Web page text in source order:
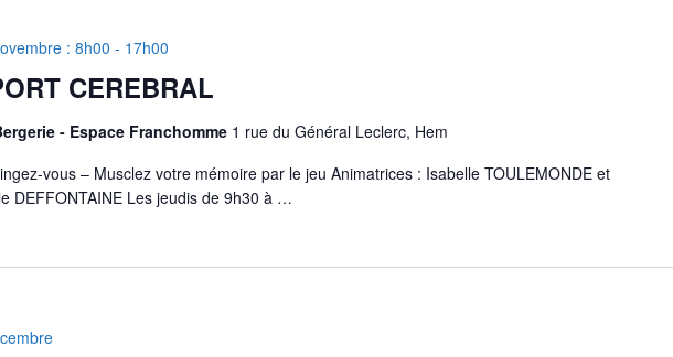
CEREBRAL
: 8h00 - 17h00
- Espace Franchomme 1 rue du Général Leclerc, Hem
vous – Musclez votre mémoire par le jeu Animatrices : Isabelle TOULEMONDE et
DEFFONTAINE Les jeudis de 9h30 à …